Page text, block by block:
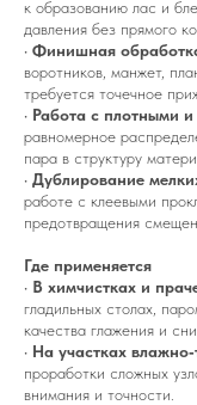
к образованию лас и
давления без прямого
• Финишная
воротников, манжет,
требуется точечное
• Работа с плотными
равномерное
пара в структуру
• Дублирование
работе с клеевыми
предотвращения
Где применяется
• В химчистках и
гладильных столах,
качества глажения и
• На участках
проработки сложных
внимания и точности.